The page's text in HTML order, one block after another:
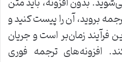
بروید، آن را پیست کنید و
فرآیند زمان‌بر است و جریان
افزونه‌های ترجمه فوری